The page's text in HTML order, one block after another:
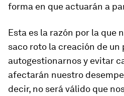
forma en que actuarán a
Esta es la razón por la que
saco roto la creación de
autogestionarnos y evitar
afectarán nuestro
decir, no será válido que